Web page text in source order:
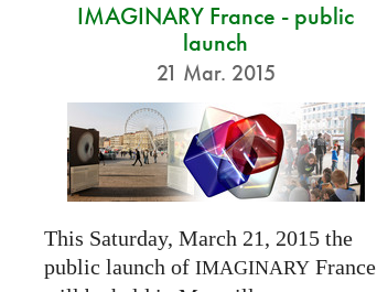
IMAGINARY France - public
launch
21 Mar. 2015
This Saturday, March 21, 2015 the
public launch of IMAGINARYFrance